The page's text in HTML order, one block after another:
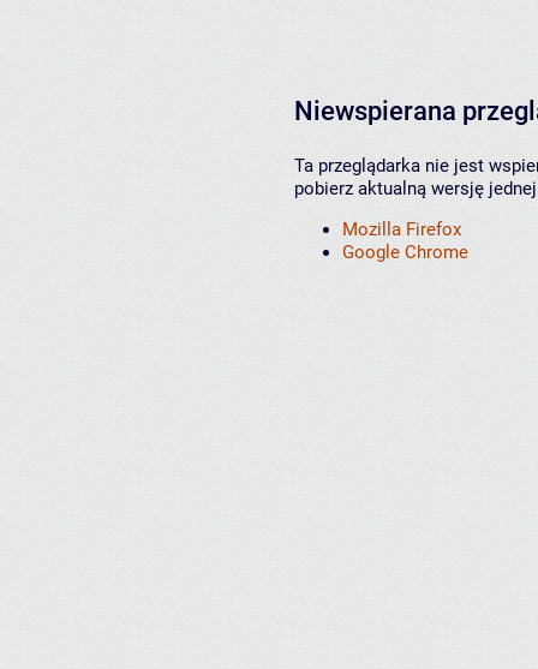
Niewspierana
Ta przeglądarka nie jest
pobierz aktualną wersję
Mozilla Firefox
Google Chrome